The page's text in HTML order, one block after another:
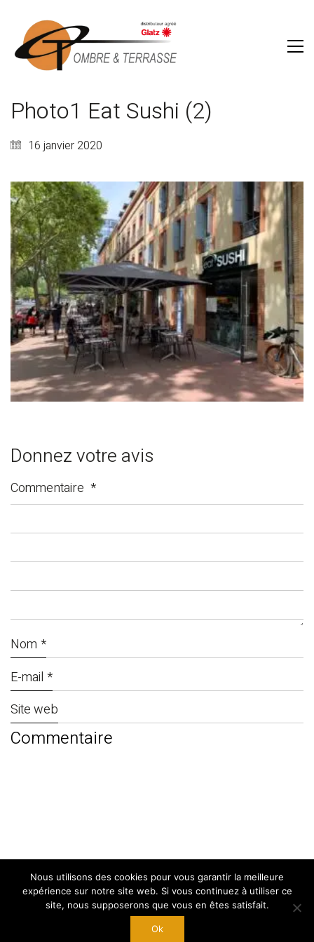
Photo1 Eat Sushi (2)
16 janvier 2020
Donnez votre avis
Commentaire *
Nom *
E-mail *
Site web
© Copyright 2024. ByWest Adgency|
Mentions Légales
Nous utilisons des cookies pour vous garantir la meilleure
expérience sur notre site web. Si vous continuez à utiliser ce
site, nous supposerons que vous en êtes satisfait.
Ok